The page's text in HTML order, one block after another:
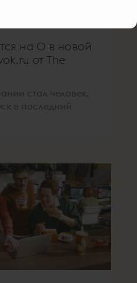
на О в новой
от The
стал человек,
в последний